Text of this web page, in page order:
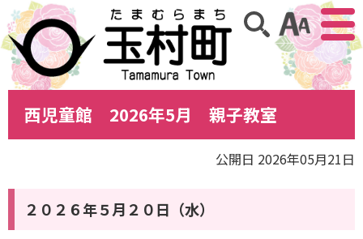
アクセ
サイト内検索
西児童館 2026年5月 親子教室
公開日 2026年05月21日
２０２６年５月２０日（水）